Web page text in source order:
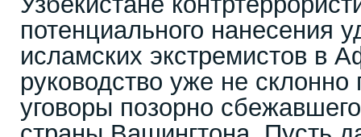
потенциального нанесения
исламских экстремистов в
руководство уже не склонно
уговоры позорно